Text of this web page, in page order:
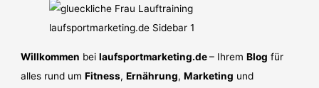
Willkommen beilaufsportmarketing.de– IhremBlog für
alles rund umFitness,Ernährung,Marketing und